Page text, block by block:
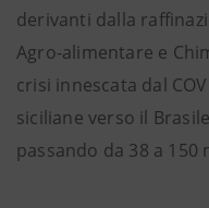
derivanti dalla
Agro-alimentare e
crisi innescata dal
siciliane verso il
passando da 38 a 150